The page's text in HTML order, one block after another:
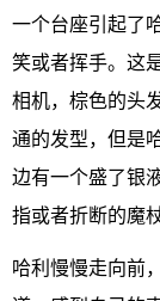
一个台座引起了
笑或者挥手。这
相机，棕色的头
通的发型，但是
边有一个盛了银
指或者折断的魔杖
哈利慢慢走向前